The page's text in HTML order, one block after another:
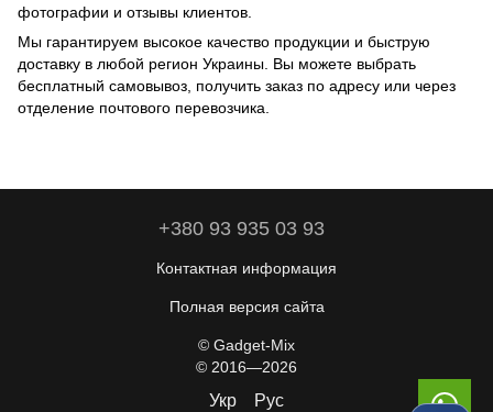
фотографии и отзывы клиентов.
Мы гарантируем высокое качество продукции и быструю
доставку в любой регион Украины. Вы можете выбрать
бесплатный самовывоз, получить заказ по адресу или через
отделение почтового перевозчика.
+380 93 935 03 93
Контактная информация
Полная версия сайта
© Gadget-Mix
© 2016—2026
Укр Рус